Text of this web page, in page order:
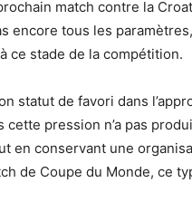
match contre la
encore tous les
ce stade de la compétition.
statut de favori dans
pression n’a pas
en conservant une
de Coupe du Monde, ce